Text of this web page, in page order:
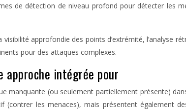
de détection de niveau profond pour détecter les
visibilité approfondie des points d’extrémité,
pour des attaques complexes.
approche intégrée pour
manquante (ou seulement partiellement présente)
les menaces), mais présentent également